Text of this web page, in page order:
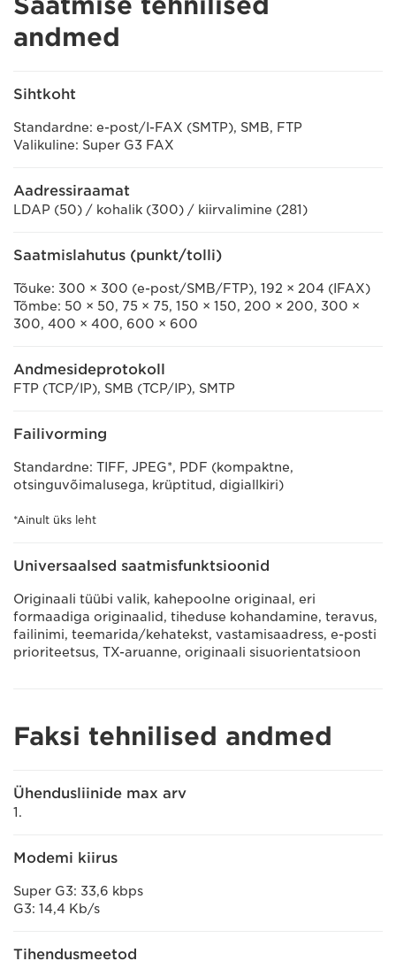
andmed
Sihtkoht
Standardne: e-post/I-FAX (SMTP), SMB, FTP
Valikuline: Super G3 FAX
Aadressiraamat
LDAP (50) / kohalik (300) / kiirvalimine (281)
Saatmislahutus (punkt/tolli)
Tõuke: 300 × 300 (e-post/SMB/FTP), 192 × 204 (IFAX)
Tõmbe: 50 × 50, 75 × 75, 150 × 150, 200 × 200, 300 ×
300, 400 × 400, 600 × 600
Andmesideprotokoll
FTP (TCP/IP), SMB (TCP/IP), SMTP
Failivorming
Standardne: TIFF, JPEG*, PDF (kompaktne,
otsinguvõimalusega, krüptitud, digiallkiri)
*Ainult üks leht
Universaalsed saatmisfunktsioonid
Originaali tüübi valik, kahepoolne originaal, eri
formaadiga originaalid, tiheduse kohandamine, teravus,
failinimi, teemarida/kehatekst, vastamisaadress, e-posti
prioriteetsus, TX-aruanne, originaali sisuorientatsioon
Faksi tehnilised andmed
Ühendusliinide max arv
1.
Modemi kiirus
Super G3: 33,6 kbps
G3: 14,4 Kb/s
Tihendusmeetod